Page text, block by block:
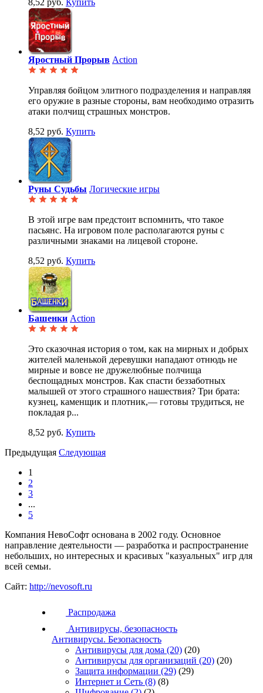
8,52 руб. Купить
Яростный Прорыв Action
Управляя бойцом элитного подразделения и направляя
его оружие в разные стороны, вам необходимо отразить
атаки полчищ страшных монстров.
8,52 руб. Купить
Руны Судьбы Логические игры
В этой игре вам предстоит вспомнить, что такое
пасьянс. На игровом поле располагаются руны с
различными знаками на лицевой стороне.
8,52 руб. Купить
Башенки Action
Это сказочная история о том, как на мирных и добрых
жителей маленькой деревушки нападают отнюдь не
мирные и вовсе не дружелюбные полчища
беспощадных монстров. Как спасти беззаботных
малышей от этого страшного нашествия? Три брата:
кузнец, каменщик и плотник,— готовы трудиться, не
покладая р...
8,52 руб. Купить
Предыдущая Следующая
1
2
3
...
5
Компания НевоСофт основана в 2002 году. Основное
направление деятельности — разработка и распространение
небольших, но интересных и красивых "казуальных" игр для
всей семьи.
Сайт: http://nevosoft.ru
Распродажа
Антивирусы, безопасность
Антивирусы. Безопасность
Антивирусы для дома (20) (20)
Антивирусы для организаций (20) (20)
Защита информации (29) (29)
Интернет и Сеть (8) (8)